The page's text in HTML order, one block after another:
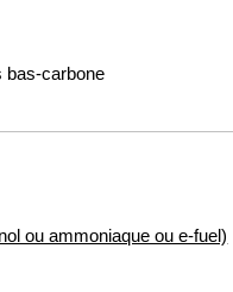
bas-carbone
ou ammoniaque ou e-fuel)